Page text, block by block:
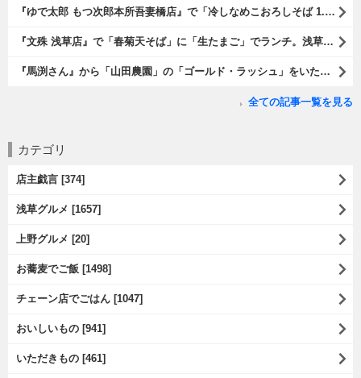
『ゆで太郎 もつ次郎本所吾妻橋店』で「冷しなめこおろしそば 1.5倍
『文殊 浅草店』で「春菊天そば」に「生たまご」でランチ。浅草地下
『馬渕さん』から「山田農園」の「ゴールド・ラッシュ」をいただい
全ての記事一覧を見る
カテゴリ
店主戯言 [374]
浅草グルメ [1657]
上野グルメ [20]
お蕎麦でご飯 [1498]
チェーン店でごはん [1047]
おいしいもの [941]
いただきもの [461]